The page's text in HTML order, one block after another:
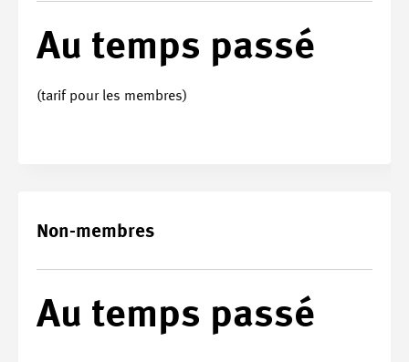
Au temps passé
(tarif pour les membres)
Non-membres
Au temps passé